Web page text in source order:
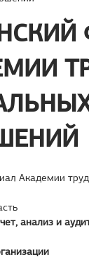
Академии
анализ и